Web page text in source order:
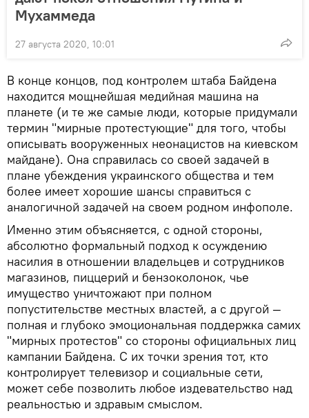
Мухаммеда
27 августа 2020, 10:01
В конце концов, под контролем штаба Байдена
находится мощнейшая медийная машина на
планете (и те же самые люди, которые придумали
термин "мирные протестующие" для того, чтобы
описывать вооруженных неонацистов на киевском
майдане). Она справилась со своей задачей в
плане убеждения украинского общества и тем
более имеет хорошие шансы справиться с
аналогичной задачей на своем родном инфополе.
Именно этим объясняется, с одной стороны,
абсолютно формальный подход к осуждению
насилия в отношении владельцев и сотрудников
магазинов, пиццерий и бензоколонок, чье
имущество уничтожают при полном
попустительстве местных властей, а с другой —
полная и глубоко эмоциональная поддержка самих
"мирных протестов" со стороны официальных лиц
кампании Байдена. С их точки зрения тот, кто
контролирует телевизор и социальные сети,
может себе позволить любое издевательство над
реальностью и здравым смыслом.